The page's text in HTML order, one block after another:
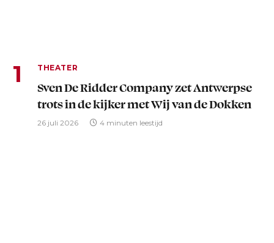
THEATER
Sven De Ridder Company zet Antwerpse
trots in de kijker met Wij van de Dokken
26 juli 2026 4 minuten leestijd